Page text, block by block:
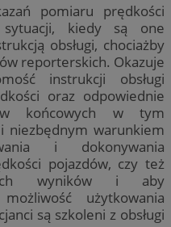
pomiaru prędkości
kiedy są one
obsługi, chociażby
reporterskich. Okazuje
instrukcji obsługi
oraz odpowiednie
końcowych w tym
niezbędnym warunkiem
i dokonywania
pojazdów, czy też
wyników i aby
użytkowania
są szkoleni z obsługi